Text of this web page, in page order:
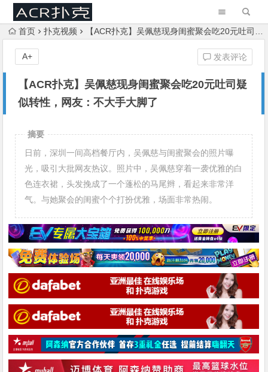
首页 扑克视频 【ACR扑克】吴佩慈现身闺蜜聚会吃20元吐司疑似转性，网友：不大手大脚了
【ACR扑克】吴佩慈现身闺蜜聚会吃20元吐司疑
似转性，网友：不大手大脚了
发表评论
A+
摘要
日前，深圳一间高档餐厅内，吴佩慈与闺蜜聚会的照片曝
光，吸引大批网友热议。照片中，吴佩慈穿着一袭优雅的白
色连衣裙，头发挽成了一个蓬松的马尾辫，看起来非常洋
气。与她聚会的闺蜜个个打扮优雅，场面非常热闹。